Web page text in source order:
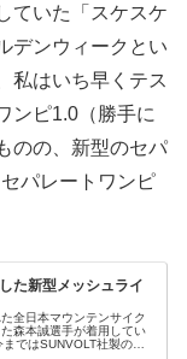
ていた「スケスケ
デンウィークとい
私はいち早くテス
ンピ1.0（勝手に
のの、新型のセパ
パレートワンピ
た新型メッシュライ
全日本マウンテンサイク
森本誠選手が着用してい
ではSUNVOLT社製のラ